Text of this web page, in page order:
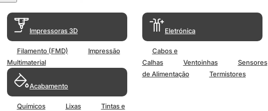
Impressoras 3D
Filamento (FMD)
Impressão
Multimaterial
Acabamento
Químicos Lixas
Tintas e
Eletrónica
Cabos e
Calhas
Ventoinhas Sensores
de Alimentação
Termistores